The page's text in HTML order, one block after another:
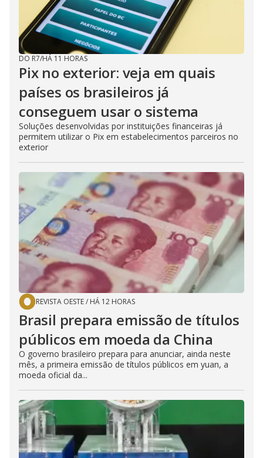
DO R7/HÁ 11 HORAS
Pix no exterior: veja em quais
países os brasileiros já
conseguem usar o sistema
Soluções desenvolvidas por instituições financeiras já
permitem utilizar o Pix em estabelecimentos parceiros no
exterior
REVISTA OESTE/ HÁ 12 HORAS
Brasil prepara emissão de títulos
públicos em moeda da China
O governo brasileiro prepara para anunciar, ainda neste
mês, a primeira emissão de títulos públicos em yuan, a
moeda oficial da...